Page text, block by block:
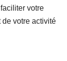
votre
votre activité